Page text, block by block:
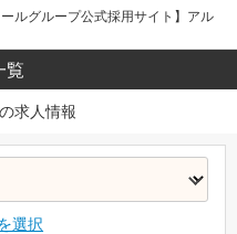
ルグループ公式採用サイト】アル
覧
求人情報
選択